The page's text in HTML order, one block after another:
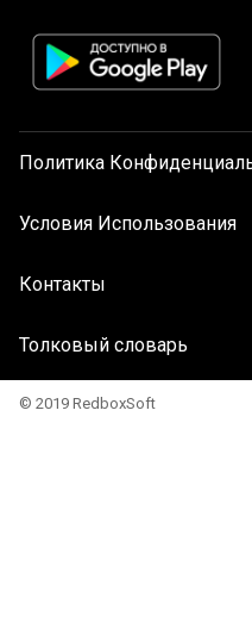
Политика
Условия Использования
Контакты
Толковый словарь
© 2019 RedboxSoft